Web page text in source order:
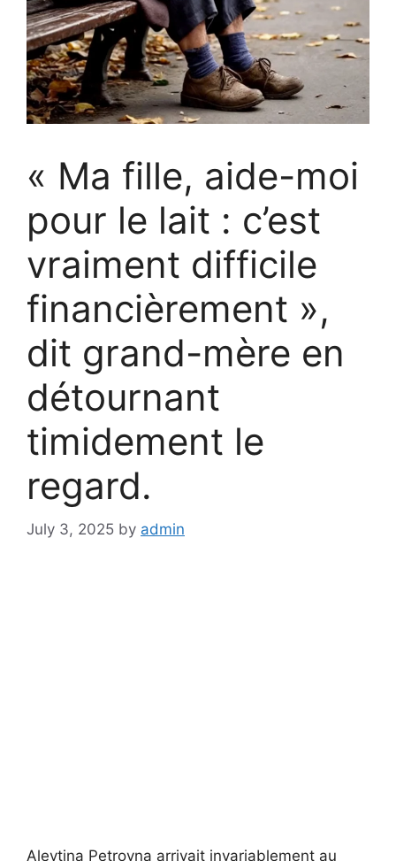
« Ma fille, aide-moi
pour le lait : c’est
vraiment difficile
financièrement »,
dit grand-mère en
détournant
timidement le
regard.
July 3, 2025 by admin
Alevtina Petrovna arrivait invariablement au